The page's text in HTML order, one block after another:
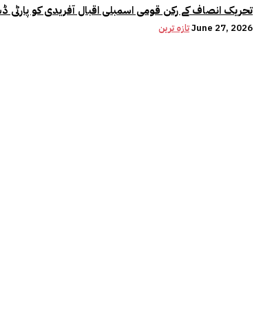
تحریک انصاف کے رکن قومی اسمبلی اقبال آفریدی کو پارٹی
تازہ ترینJune 27, 2026